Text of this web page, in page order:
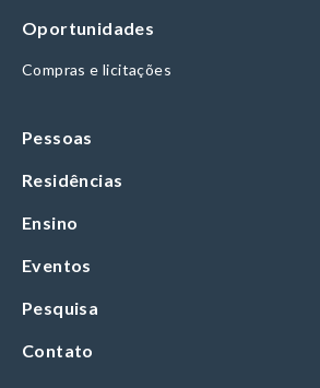
Oportunidades
Compras e licitações
Pessoas
Residências
Ensino
Eventos
Pesquisa
Contato